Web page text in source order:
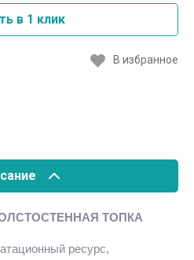
в 1 клик
В избранное
ТОПКА
ресурс,